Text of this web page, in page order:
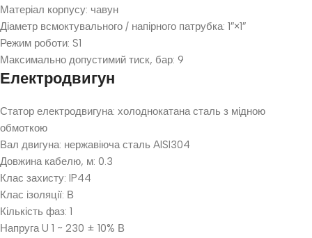
Матеріал корпусу: чавун
Діаметр всмоктувального / напірного патрубка: 1″×1″
Режим роботи: S1
Максимально допустимий тиск, бар: 9
Електродвигун
Статор електродвигуна: холоднокатана сталь з мідною
обмоткою
Вал двигуна: нержавіюча сталь AISI304
Довжина кабелю, м: 0.3
Клас захисту: IP44
Клас ізоляції: В
Кількість фаз: 1
Напруга U 1 ~ 230 ± 10% В